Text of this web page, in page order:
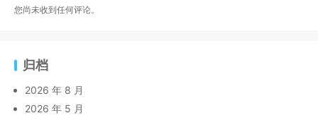
您尚未收到任何评论。
归档
2026 年 8 月
2026 年 5 月